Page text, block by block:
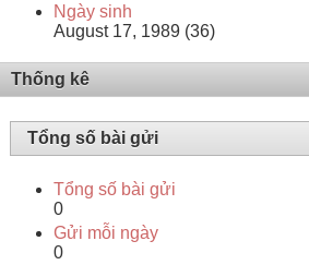
Ngày sinh
August 17, 1989 (36)
Thống kê
Tổng số bài gửi
Tổng số bài gửi
0
Gửi mỗi ngày
0